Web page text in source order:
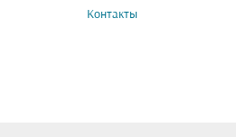
Контакты